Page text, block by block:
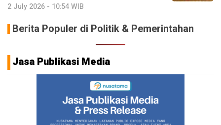
2 July 2026 - 10:54 WIB
Berita Populer di Politik & Pemerintahan
Jasa Publikasi Media